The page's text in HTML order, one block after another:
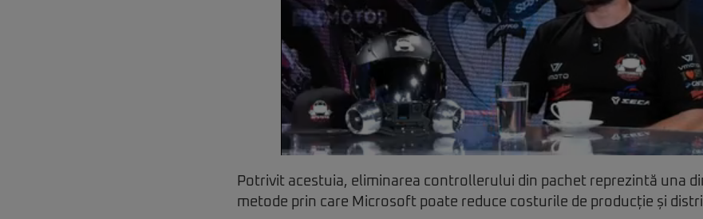
Potrivit acestuia, eliminarea controllerului din pachet reprezintă una
metode prin care Microsoft poate reduce costurile de producție și